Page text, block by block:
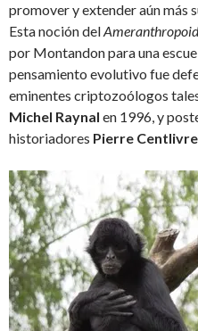
promover y extender aún más
Esta noción del
por Montandon para una
pensamiento evolutivo fue
eminentes criptozoólogos
Michel Raynal en 1996, y
historiadores Pierre